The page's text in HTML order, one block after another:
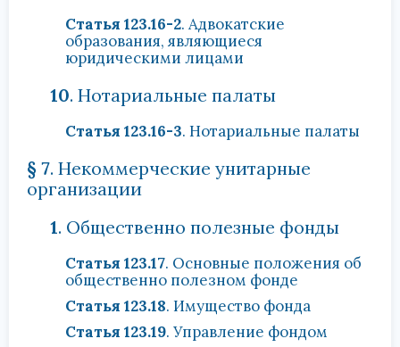
Статья 123.16-2. Адвокатские
образования, являющиеся
юридическими лицами
10. Нотариальные палаты
Статья 123.16-3. Нотариальные палаты
§ 7. Некоммерческие унитарные
организации
1. Общественно полезные фонды
Статья 123.17. Основные положения об
общественно полезном фонде
Статья 123.18. Имущество фонда
Статья 123.19. Управление фондом